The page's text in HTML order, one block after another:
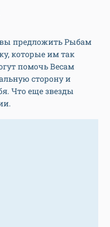
предложить Рыбам
которые им так
помочь Весам
сторону и
Что еще звезды